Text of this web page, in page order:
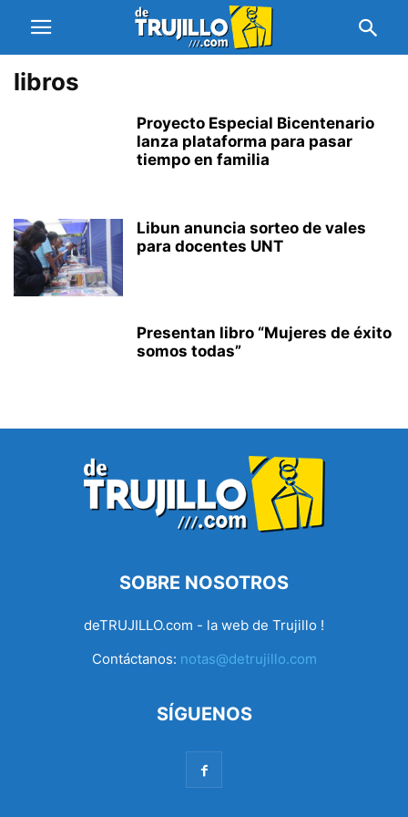
libros
Proyecto Especial Bicentenario
lanza plataforma para pasar
tiempo en familia
Libun anuncia sorteo de vales
para docentes UNT
Presentan libro “Mujeres de éxito
somos todas”
SOBRE NOSOTROS
deTRUJILLO.com - la web de Trujillo !
Contáctanos: notas@detrujillo.com
SÍGUENOS